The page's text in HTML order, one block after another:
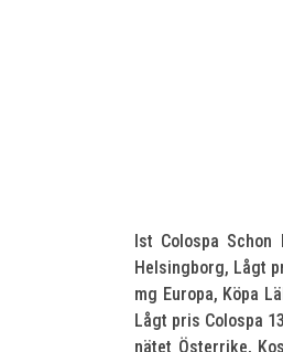
Ist Colospa Schon
Helsingborg, Lågt
mg Europa, Köpa
Lågt pris Colospa
nätet Österrike,